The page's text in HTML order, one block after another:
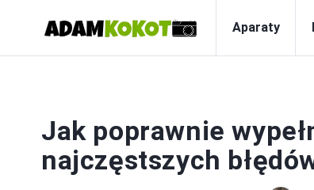
Aparaty
Jak poprawnie
najczęstszych